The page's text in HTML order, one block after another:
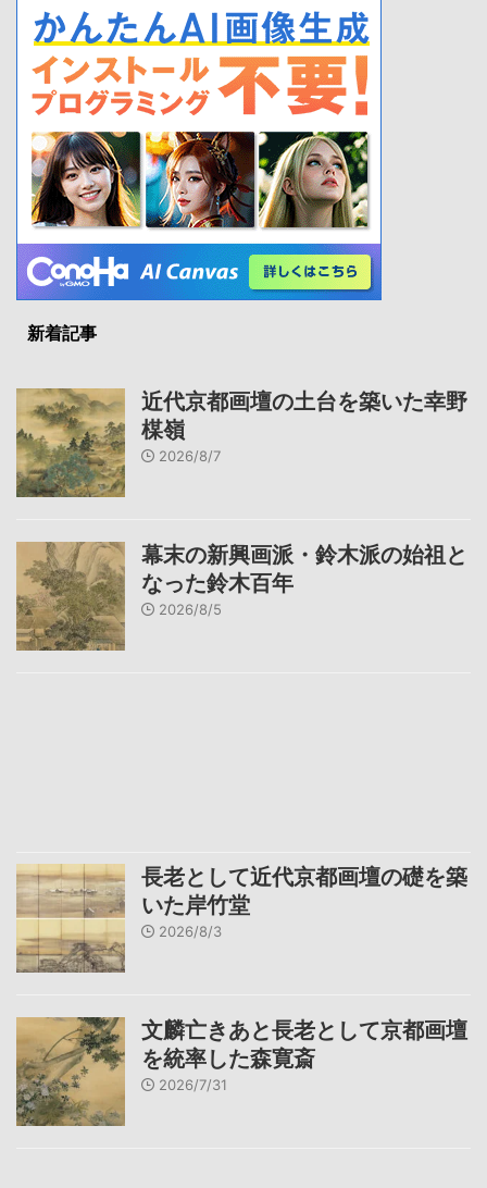
新着記事
近代京都画壇の土台を築いた幸野
楳嶺
2026/8/7
幕末の新興画派・鈴木派の始祖と
なった鈴木百年
2026/8/5
長老として近代京都画壇の礎を築
いた岸竹堂
2026/8/3
文麟亡きあと長老として京都画壇
を統率した森寛斎
2026/7/31